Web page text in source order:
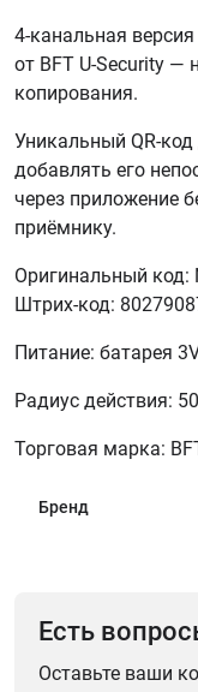
4-канальная
от BFT U-Security —
копирования.
Уникальный QR-
добавлять его
через приложение
приёмнику.
Оригинальный код:
Штрих-код:
Питание: батарея
Радиус действия:
Торговая марка:
Бренд
Есть
Оставьте ваши